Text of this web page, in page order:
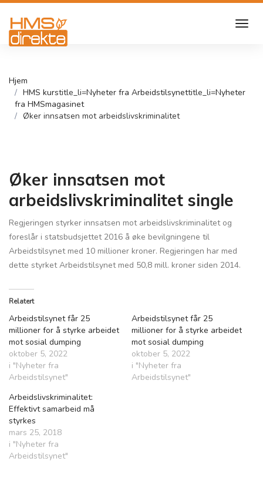
Hjem
HMS kurstitle_li=Nyheter fra Arbeidstilsynettitle_li=Nyheter
fra HMSmagasinet
Øker innsatsen mot arbeidslivskriminalitet
Øker innsatsen mot
arbeidslivskriminalitet single
Regjeringen styrker innsatsen mot arbeidslivskriminalitet og
foreslår i statsbudsjettet 2016 å øke bevilgningene til
Arbeidstilsynet med 10 millioner kroner. Regjeringen har med
dette styrket Arbeidstilsynet med 50,8 mill. kroner siden 2014.
Relatert
Arbeidstilsynet får 25
millioner for å styrke arbeidet
mot sosial dumping
oktober 5, 2022
i "Nyheter fra
Arbeidstilsynet"
Arbeidstilsynet får 25
millioner for å styrke arbeidet
mot sosial dumping
oktober 5, 2022
i "Nyheter fra
Arbeidstilsynet"
Arbeidslivskriminalitet:
Effektivt samarbeid må
styrkes
mars 25, 2018
i "Nyheter fra
Arbeidstilsynet"